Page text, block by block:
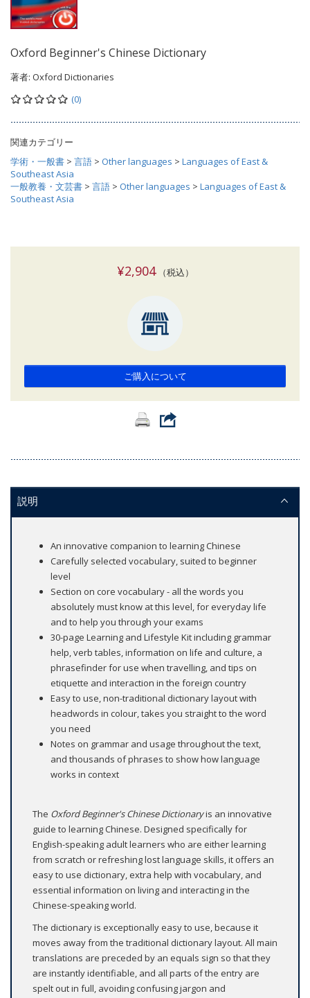
Oxford Beginner's Chinese Dictionary
著者: Oxford Dictionaries
(0)
関連カテゴリー
学術・一般書 > 言語 > Other languages > Languages of East &
Southeast Asia
一般教養・文芸書 > 言語 > Other languages > Languages of East &
Southeast Asia
¥2,904（税込）
ご購入について
説明
An innovative companion to learning Chinese
Carefully selected vocabulary, suited to beginner
level
Section on core vocabulary - all the words you
absolutely must know at this level, for everyday life
and to help you through your exams
30-page Learning and Lifestyle Kit including grammar
help, verb tables, information on life and culture, a
phrasefinder for use when travelling, and tips on
etiquette and interaction in the foreign country
Easy to use, non-traditional dictionary layout with
headwords in colour, takes you straight to the word
you need
Notes on grammar and usage throughout the text,
and thousands of phrases to show how language
works in context
The Oxford Beginner's Chinese Dictionaryis an innovative
guide to learning Chinese. Designed specifically for
English-speaking adult learners who are either learning
from scratch or refreshing lost language skills, it offers an
easy to use dictionary, extra help with vocabulary, and
essential information on living and interacting in the
Chinese-speaking world.
The dictionary is exceptionally easy to use, because it
moves away from the traditional dictionary layout. All main
translations are preceded by an equals sign so that they
are instantly identifiable, and all parts of the entry are
spelt out in full, avoiding confusing jargon and